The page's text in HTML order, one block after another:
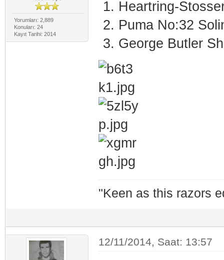
Yorumları: 2,889
Konuları: 24
Kayıt Tarihi: 2014
Heartring-
Puma No:32
George Butler
"Keen as this razors
12/11/2014, Saat: 13:57